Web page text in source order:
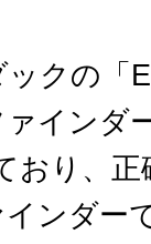
クの「
インダ
おり、
ンダー